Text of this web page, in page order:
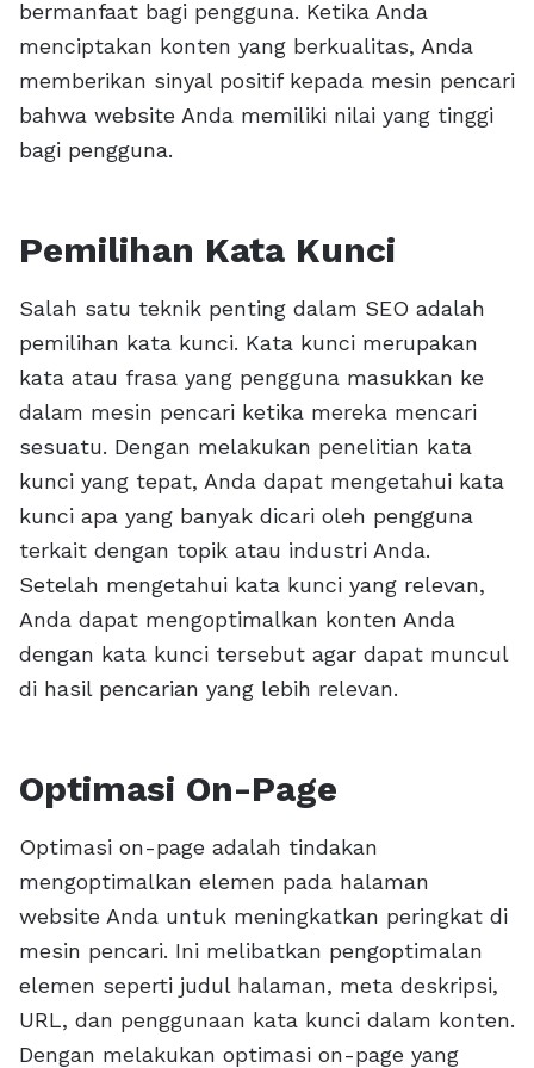
bermanfaat bagi pengguna. Ketika Anda
menciptakan konten yang berkualitas, Anda
memberikan sinyal positif kepada mesin pencari
bahwa website Anda memiliki nilai yang tinggi
bagi pengguna.
Pemilihan Kata Kunci
Salah satu teknik penting dalam SEO adalah
pemilihan kata kunci. Kata kunci merupakan
kata atau frasa yang pengguna masukkan ke
dalam mesin pencari ketika mereka mencari
sesuatu. Dengan melakukan penelitian kata
kunci yang tepat, Anda dapat mengetahui kata
kunci apa yang banyak dicari oleh pengguna
terkait dengan topik atau industri Anda.
Setelah mengetahui kata kunci yang relevan,
Anda dapat mengoptimalkan konten Anda
dengan kata kunci tersebut agar dapat muncul
di hasil pencarian yang lebih relevan.
Optimasi On-Page
Optimasi on-page adalah tindakan
mengoptimalkan elemen pada halaman
website Anda untuk meningkatkan peringkat di
mesin pencari. Ini melibatkan pengoptimalan
elemen seperti judul halaman, meta deskripsi,
URL, dan penggunaan kata kunci dalam konten.
Dengan melakukan optimasi on-page yang